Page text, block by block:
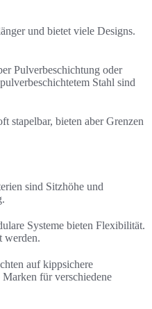
und bietet viele Designs.
Pulverbeschichtung oder
Stahl sind
stapelbar, bieten aber Grenzen
sind Sitzhöhe und
Systeme bieten Flexibilität.
werden.
auf kippsichere
für verschiedene